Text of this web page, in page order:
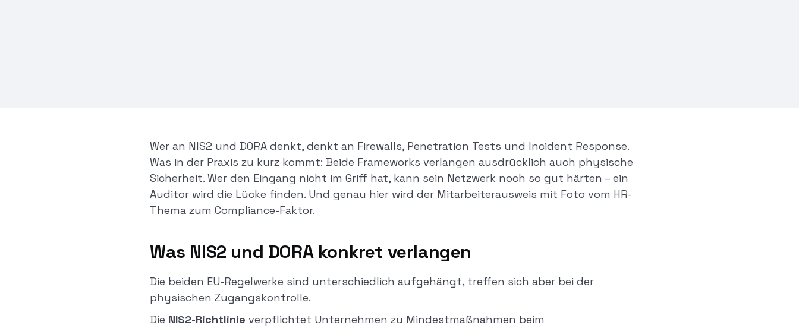
Wer an NIS2 und DORA denkt, denkt an Firewalls, Penetration Tests und Incident Response.
Was in der Praxis zu kurz kommt: Beide Frameworks verlangen ausdrücklich auch physische
Sicherheit. Wer den Eingang nicht im Griff hat, kann sein Netzwerk noch so gut härten – ein
Auditor wird die Lücke finden. Und genau hier wird der Mitarbeiterausweis mit Foto vom HR-
Thema zum Compliance-Faktor.
Was NIS2 und DORA konkret verlangen
Die beiden EU-Regelwerke sind unterschiedlich aufgehängt, treffen sich aber bei der
physischen Zugangskontrolle.
Die NIS2-Richtlinie verpflichtet Unternehmen zu Mindestmaßnahmen beim